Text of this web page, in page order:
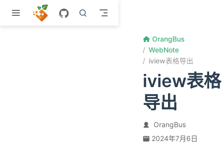
跳至主要內容
OrangBus
WebNote
iview表格导出
iview表格
导出
OrangBus
2024年7月6日